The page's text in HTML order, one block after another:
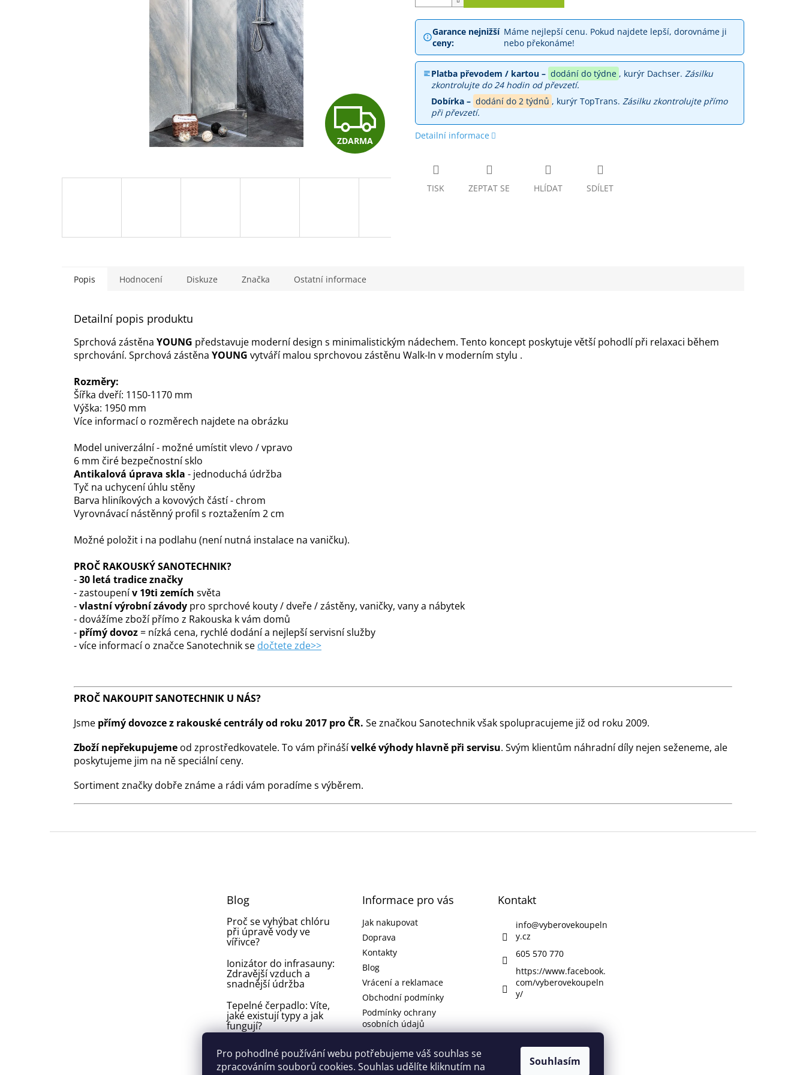
Pro pohodlné používání webu potřebujeme váš souhlas se
zpracováním souborů cookies. Souhlas udělíte kliknutím na
Souhlasím
Z
D
R
A
ZDARMA
Garance nejnižší
ceny:
Máme nejlepší cenu. Pokud najdete lepší, dorovnáme ji
nebo překonáme!
Platba převodem / kartou – dodání do týdne , kurýr Dachser.Zásilku
zkontrolujte do 24 hodin od převzetí.
Dobírka – dodání do 2 týdnů , kurýr TopTrans.Zásilku zkontrolujte přímo
při převzetí.
Detailní informace
TISK ZEPTAT SE HLÍDAT SDÍLET
Popis Hodnocení Diskuze Značka Ostatní informace
Detailní popis produktu
Sprchová zástěna YOUNG představuje moderní design s minimalistickým nádechem. Tento koncept poskytuje větší pohodlí při relaxaci během
sprchování. Sprchová zástěna YOUNG vytváří malou sprchovou zástěnu Walk-In v moderním stylu .
Rozměry:
Šířka dveří: 1150-1170 mm
Výška: 1950 mm
Více informací o rozměrech najdete na obrázku
Model univerzální - možné umístit vlevo / vpravo
6 mm čiré bezpečnostní sklo
Antikalová úprava skla - jednoduchá údržba
Tyč na uchycení úhlu stěny
Barva hliníkových a kovových částí - chrom
Vyrovnávací nástěnný profil s roztažením 2 cm
Možné položit i na podlahu (není nutná instalace na vaničku).
PROČ RAKOUSKÝ SANOTECHNIK?
-30 letá tradice značky
- zastoupenív 19ti zemích světa
-vlastní výrobní závody pro sprchové kouty / dveře / zástěny, vaničky, vany a nábytek
- dovážíme zboží přímo z Rakouska k vám domů
- přímý dovoz= nízká cena, rychlé dodání a nejlepší servisní služby
- více informací o značce Sanotechnik se dočtete zde>>
PROČ NAKOUPIT SANOTECHNIK U NÁS?
Jsme přímý dovozce z rakouské centrály od roku 2017 pro ČR. Se značkou Sanotechnik však spolupracujeme již od roku 2009.
Zboží nepřekupujeme od zprostředkovatele. To vám přinášívelké výhody hlavně při servisu. Svým klientům náhradní díly nejen seženeme, ale
poskytujeme jim na ně speciální ceny.
Sortiment značky dobře známe a rádi vám poradíme s výběrem.
Blog
Proč se vyhýbat chlóru
při úpravě vody ve
vířivce?
Ionizátor do infrasauny:
Zdravější vzduch a
snadnější údržba
Tepelné čerpadlo: Víte,
jaké existují typy a jak
fungují?
Plíseň v koupelně nebo
ve vířivce: jak se jí
vyhnout a odstranit ji?
Informace pro vás
Jak nakupovat
Doprava
Kontakty
Blog
Vrácení a reklamace
Obchodní podmínky
Podmínky ochrany
osobních údajů
Kontakt
info@vyberovekoupeln
y.cz
605 570 770
https://www.facebook.
com/vyberovekoupeln
y/